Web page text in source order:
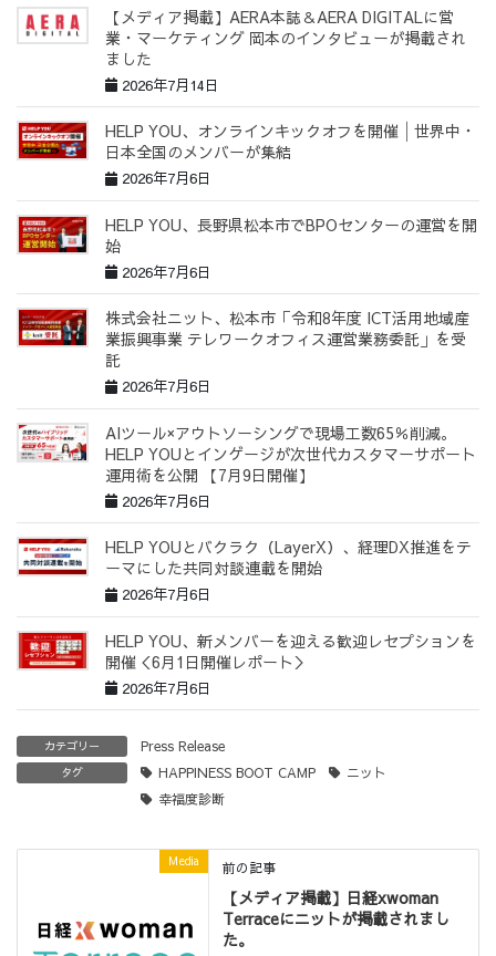
【メディア掲載】AERA本誌＆AERA DIGITALに営
業・マーケティング 岡本のインタビューが掲載され
ました
2026年7月14日
HELP YOU、オンラインキックオフを開催│世界中・
日本全国のメンバーが集結
2026年7月6日
HELP YOU、長野県松本市でBPOセンターの運営を開
始
2026年7月6日
株式会社ニット、松本市「令和8年度 ICT活用地域産
業振興事業 テレワークオフィス運営業務委託」を受
託
2026年7月6日
AIツール×アウトソーシングで現場工数65％削減。
HELP YOUとインゲージが次世代カスタマーサポート
運用術を公開 【7月9日開催】
2026年7月6日
HELP YOUとバクラク（LayerX）、経理DX推進をテ
ーマにした共同対談連載を開始
2026年7月6日
HELP YOU、新メンバーを迎える歓迎レセプションを
開催＜6月1日開催レポート＞
2026年7月6日
カテゴリー Press Release
タグ HAPPINESS BOOT CAMP
ニット
幸福度診断
Media 前の記事
【メディア掲載】日経xwoman
Terraceにニットが掲載されまし
た。